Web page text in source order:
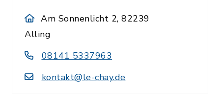
Am Sonnenlicht 2, 82239
Alling
08141 5337963
kontakt@le-chay.de